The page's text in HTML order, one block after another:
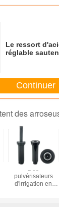
Le ressort
réglable
Continuer
des
Des
pulvérisateurs
d'irrigation en